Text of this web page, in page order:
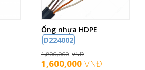
Ống nhựa HDPE
D224002
1,800,000 VNĐ
1,600,000 VNĐ